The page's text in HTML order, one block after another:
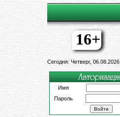
16+
Сегодня: Четверг, 06.08.2026.
Имя
Пароль